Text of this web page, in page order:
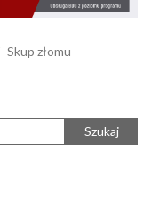
Skup złomu
Szukaj